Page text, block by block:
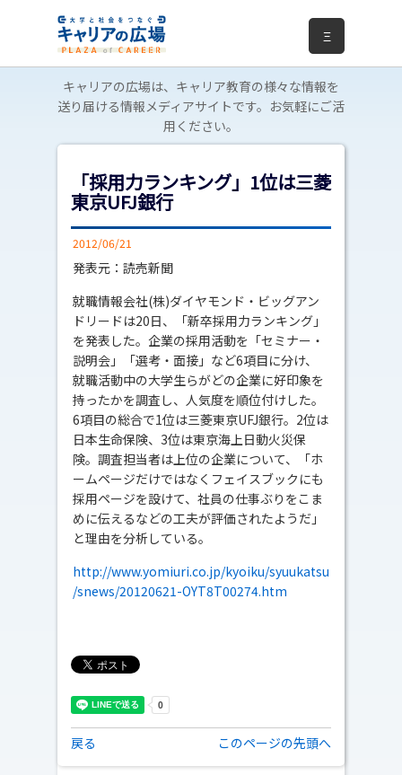
Ξ
キャリアの広場は、キャリア教育の様々な情報を
送り届ける情報メディアサイトです。お気軽にご活
用ください。
「採用力ランキング」1位は三菱
東京UFJ銀行
2012/06/21
発表元：読売新聞
就職情報会社(株)ダイヤモンド・ビッグアン
ドリードは20日、「新卒採用力ランキング」
を発表した。企業の採用活動を「セミナー・
説明会」「選考・面接」など6項目に分け、
就職活動中の大学生らがどの企業に好印象を
持ったかを調査し、人気度を順位付けした。
6項目の総合で1位は三菱東京UFJ銀行。2位は
日本生命保険、3位は東京海上日動火災保
険。調査担当者は上位の企業について、「ホ
ームページだけではなくフェイスブックにも
採用ページを設けて、社員の仕事ぶりをこま
めに伝えるなどの工夫が評価されたようだ」
と理由を分析している。
http://www.yomiuri.co.jp/kyoiku/syuukatsu
/snews/20120621-OYT8T00274.htm
戻る このページの先頭へ